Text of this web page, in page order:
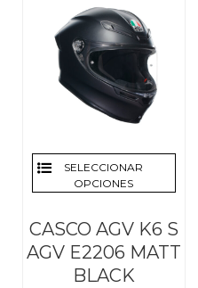
SELECCIONAR
OPCIONES
CASCO AGV K6 S
AGV E2206 MATT
BLACK